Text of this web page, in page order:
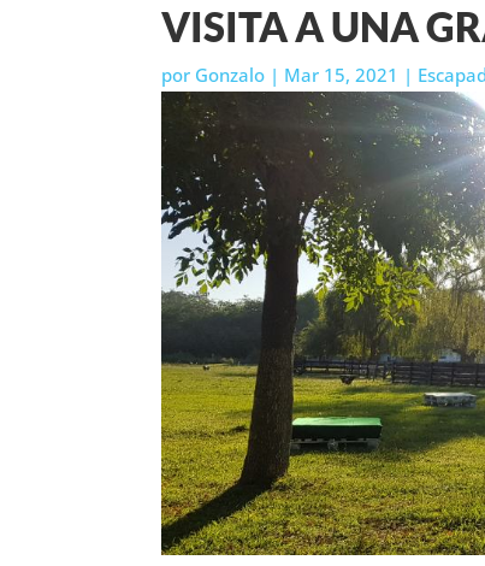
VISITA A UNA
por Gonzalo | Mar 15, 2021 |